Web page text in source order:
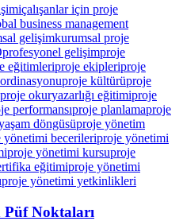
çalışanlar için proje
business management
gelişimkurumsal proje
profesyonel gelişimproje
eğitimleriproje ekipleriproje
proje kültürüproje
proje okuryazarlığı eğitimiproje
performansıproje planlamaproje
döngüsüproje yönetim
yönetimi becerileriproje yönetimi
proje yönetimi kursuproje
eğitimiproje yönetimi
proje yönetimi yetkinlikleri
Noktaları